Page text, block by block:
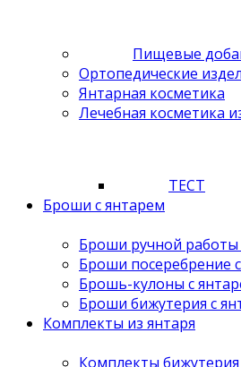
Пищевые
Ортопедические
Янтарная косметика
Лечебная косметика
ТЕСТ
Броши с янтарем
Броши ручной работы
Броши посеребрение
Брошь-кулоны с
Броши бижутерия с
Комплекты из янтаря
Комплекты бижутерия